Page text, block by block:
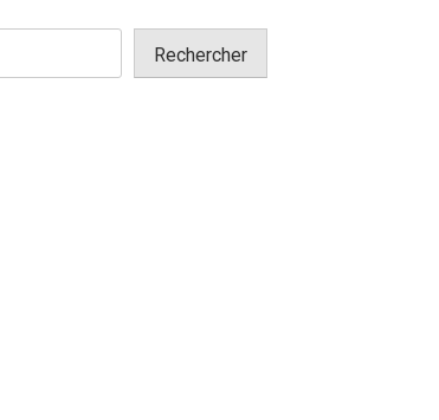
Rechercher